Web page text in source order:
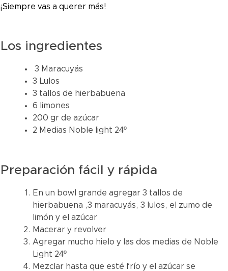
¡Siempre vas a querer más!
Los ingredientes
3 Maracuyás
3 Lulos
3 tallos de hierbabuena
6 limones
200 gr de azúcar
2 Medias Noble light 24º
Preparación fácil y rápida
En un bowl grande agregar 3 tallos de
hierbabuena ,3 maracuyás, 3 lulos, el zumo de
limón y el azúcar
Macerar y revolver
Agregar mucho hielo y las dos medias de Noble
Light 24º
Mezclar hasta que esté frío y el azúcar se